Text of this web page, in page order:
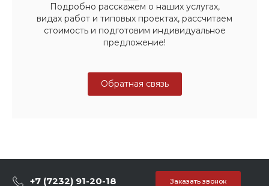
Подробно расскажем о наших услугах,
видах работ и типовых проектах, рассчитаем
стоимость и подготовим индивидуальное
предложение!
Обратная связь
+7 (7232) 91-20-18 Заказать звонок